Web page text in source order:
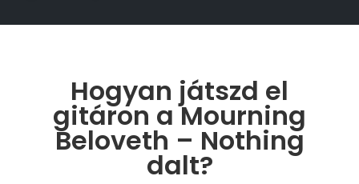
Hogyan játszd el
gitáron a Mourning
Beloveth – Nothing
dalt?